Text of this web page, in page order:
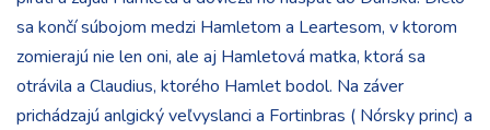
sa končí súbojom medzi Hamletom a Leartesom, v ktorom
zomierajú nie len oni, ale aj Hamletová matka, ktorá sa
otrávila a Claudius, ktorého Hamlet bodol. Na záver
prichádzajú anlgický veľvyslanci a Fortinbras ( Nórsky princ) a